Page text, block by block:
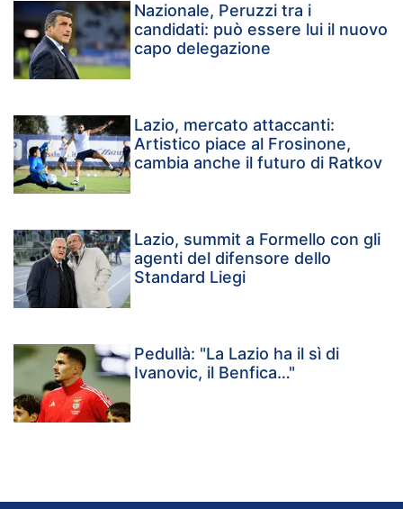
Nazionale, Peruzzi tra i
candidati: può essere lui il nuovo
capo delegazione
Lazio, mercato attaccanti:
Artistico piace al Frosinone,
cambia anche il futuro di Ratkov
Lazio, summit a Formello con gli
agenti del difensore dello
Standard Liegi
Pedullà: "La Lazio ha il sì di
Ivanovic, il Benfica…"